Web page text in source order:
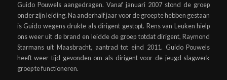
Guido Pouwels aangedragen. Vanaf januari 2007 stond de groep
onder zijn leiding. Na anderhalf jaar voor de groep te hebben gestaan
is Guido wegens drukte als dirigent gestopt. Rens van Leuken hielp
ons weer uit de brand en leidde de groep totdat dirigent, Raymond
Starmans uit Maasbracht, aantrad tot eind 2011. Guido Pouwels
heeft weer tijd gevonden om als dirigent voor de jeugd slagwerk
groep te functioneren.